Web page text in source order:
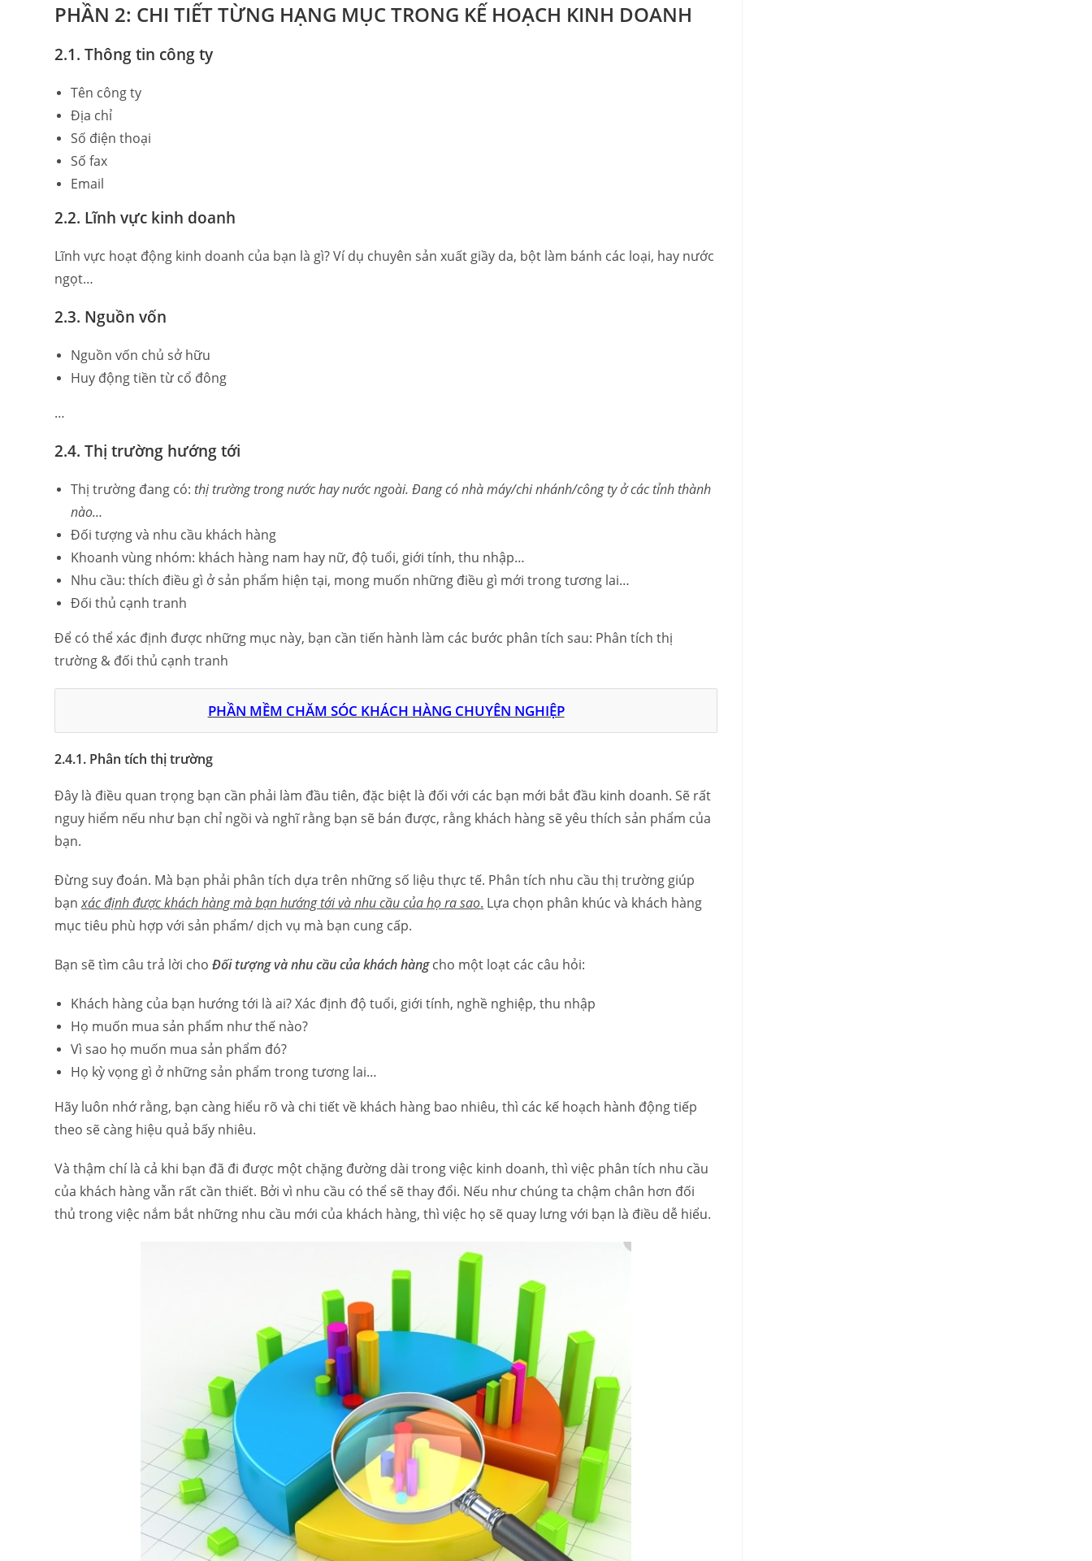
PHẦN 2: CHI TIẾT TỪNG HẠNG MỤC TRONG KẾ HOẠCH KINH DOANH
2.1. Thông tin công ty
Tên công ty
Địa chỉ
Số điện thoại
Số fax
Email
2.2. Lĩnh vực kinh doanh
Lĩnh vực hoạt động kinh doanh của bạn là gì? Ví dụ chuyên sản xuất giầy da, bột làm bánh các loại, hay nước
ngọt…
2.3. Nguồn vốn
Nguồn vốn chủ sở hữu
Huy động tiền từ cổ đông
…
2.4. Thị trường hướng tới
Thị trường đang có:thị trường trong nước hay nước ngoài. Đang có nhà máy/chi nhánh/công ty ở các tỉnh thành
nào…
Đối tượng và nhu cầu khách hàng
Khoanh vùng nhóm: khách hàng nam hay nữ, độ tuổi, giới tính, thu nhập…
Nhu cầu: thích điều gì ở sản phẩm hiện tại, mong muốn những điều gì mới trong tương lai…
Đối thủ cạnh tranh
Để có thể xác định được những mục này, bạn cần tiến hành làm các bước phân tích sau: Phân tích thị
trường & đối thủ cạnh tranh
PHẦN MỀM CHĂM SÓC KHÁCH HÀNG CHUYÊN NGHIỆP
2.4.1. Phân tích thị trường
Đây là điều quan trọng bạn cần phải làm đầu tiên, đặc biệt là đối với các bạn mới bắt đầu kinh doanh. Sẽ rất
nguy hiểm nếu như bạn chỉ ngồi và nghĩ rằng bạn sẽ bán được, rằng khách hàng sẽ yêu thích sản phẩm của
bạn.
Đừng suy đoán. Mà bạn phải phân tích dựa trên những số liệu thực tế. Phân tích nhu cầu thị trường giúp
bạnxác định được khách hàng mà bạn hướng tớivà nhu cầu của họ ra sao. Lựa chọn phân khúc và khách hàng
mục tiêu phù hợp với sản phẩm/ dịch vụ mà bạn cung cấp.
Bạn sẽ tìm câu trả lời choĐối tượng và nhu cầu của khách hàngcho một loạt các câu hỏi:
Khách hàng của bạn hướng tới là ai? Xác định độ tuổi, giới tính, nghề nghiệp, thu nhập
Họ muốn mua sản phẩm như thế nào?
Vì sao họ muốn mua sản phẩm đó?
Họ kỳ vọng gì ở những sản phẩm trong tương lai…
Hãy luôn nhớ rằng, bạn càng hiểu rõ và chi tiết về khách hàng bao nhiêu, thì các kế hoạch hành động tiếp
theo sẽ càng hiệu quả bấy nhiêu.
Và thậm chí là cả khi bạn đã đi được một chặng đường dài trong việc kinh doanh, thì việc phân tích nhu cầu
của khách hàng vẫn rất cần thiết. Bởi vì nhu cầu có thể sẽ thay đổi. Nếu như chúng ta chậm chân hơn đối
thủ trong việc nắm bắt những nhu cầu mới của khách hàng, thì việc họ sẽ quay lưng với bạn là điều dễ hiểu.